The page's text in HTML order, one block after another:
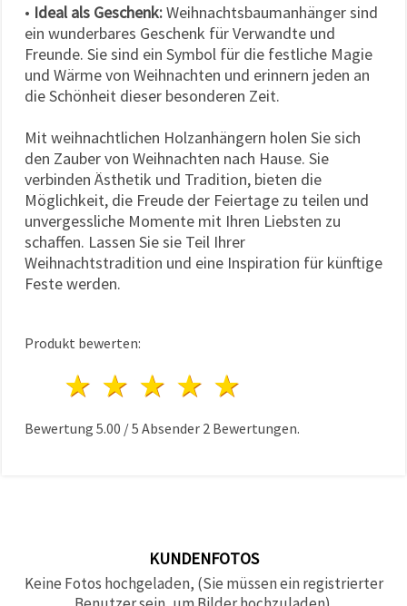
• Ideal als Geschenk:Weihnachtsbaumanhänger sind
ein wunderbares Geschenk für Verwandte und
Freunde. Sie sind ein Symbol für die festliche Magie
und Wärme von Weihnachten und erinnern jeden an
die Schönheit dieser besonderen Zeit.
Mit weihnachtlichen Holzanhängern holen Sie sich
den Zauber von Weihnachten nach Hause. Sie
verbinden Ästhetik und Tradition, bieten die
Möglichkeit, die Freude der Feiertage zu teilen und
unvergessliche Momente mit Ihren Liebsten zu
schaffen. Lassen Sie sie Teil Ihrer
Weihnachtstradition und eine Inspiration für künftige
Feste werden.
Produkt bewerten:
4 Sterne
3 Sterne
2 Sterne
1 Stern
Bewertung 5.00 /5 Absender 2 Bewertungen.
KUNDENFOTOS
Keine Fotos hochgeladen, (Sie müssen ein registrierter